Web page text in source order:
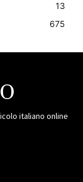
13
675
italiano online